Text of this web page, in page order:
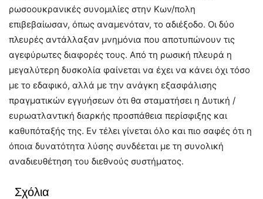
ρωσοουκρανικές συνομιλίες στην Κων/πολη
επιβεβαίωσαν, όπως αναμενόταν, το αδιέξοδο. Οι δύο
πλευρές αντάλλαξαν μνημόνια που αποτυπώνουν τις
αγεφύρωτες διαφορές τους. Από τη ρωσική πλευρά η
μεγαλύτερη δυσκολία φαίνεται να έχει να κάνει όχι τόσο
με το εδαφικό, αλλά με την ανάγκη εξασφάλισης
πραγματικών εγγυήσεων ότι θα σταματήσει η Δυτική /
ευρωατλαντική διαρκής προσπάθεια περίσφιξης και
καθυπόταξής της. Εν τέλει γίνεται όλο και πιο σαφές ότι η
όποια δυνατότητα λύσης συνδέεται με τη συνολική
αναδιευθέτηση του διεθνούς συστήματος.
Σχόλια